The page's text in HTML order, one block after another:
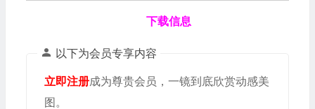
下载信息
以下为会员专享内容
立即注册成为尊贵会员，一镜到底欣赏动感美
图。